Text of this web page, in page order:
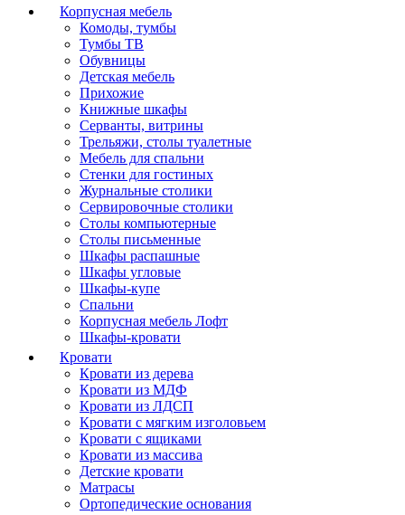
Корпусная мебель
Комоды, тумбы
Тумбы ТВ
Обувницы
Детская мебель
Прихожие
Книжные шкафы
Серванты, витрины
Трельяжи, столы туалетные
Мебель для спальни
Стенки для гостиных
Журнальные столики
Сервировочные столики
Столы компьютерные
Столы письменные
Шкафы распашные
Шкафы угловые
Шкафы-купе
Спальни
Корпусная мебель Лофт
Шкафы-кровати
Кровати
Кровати из дерева
Кровати из МДФ
Кровати из ЛДСП
Кровати с мягким изголовьем
Кровати с ящиками
Кровати из массива
Детские кровати
Матрасы
Ортопедические основания